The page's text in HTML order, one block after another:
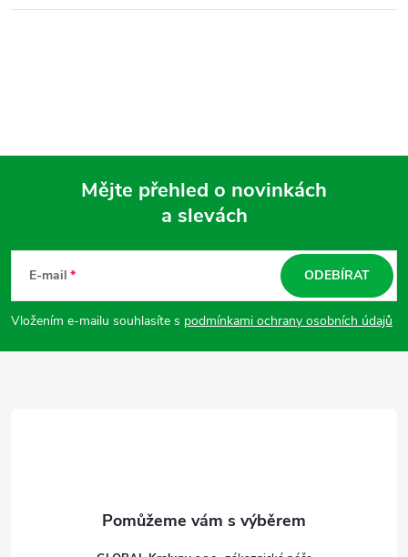
p
a
Mějte přehled o novinkách
a slevách
E-mail
Vložením e-mailu souhlasíte s podmínkami ochrany osobních údajů
ODEBÍRAT